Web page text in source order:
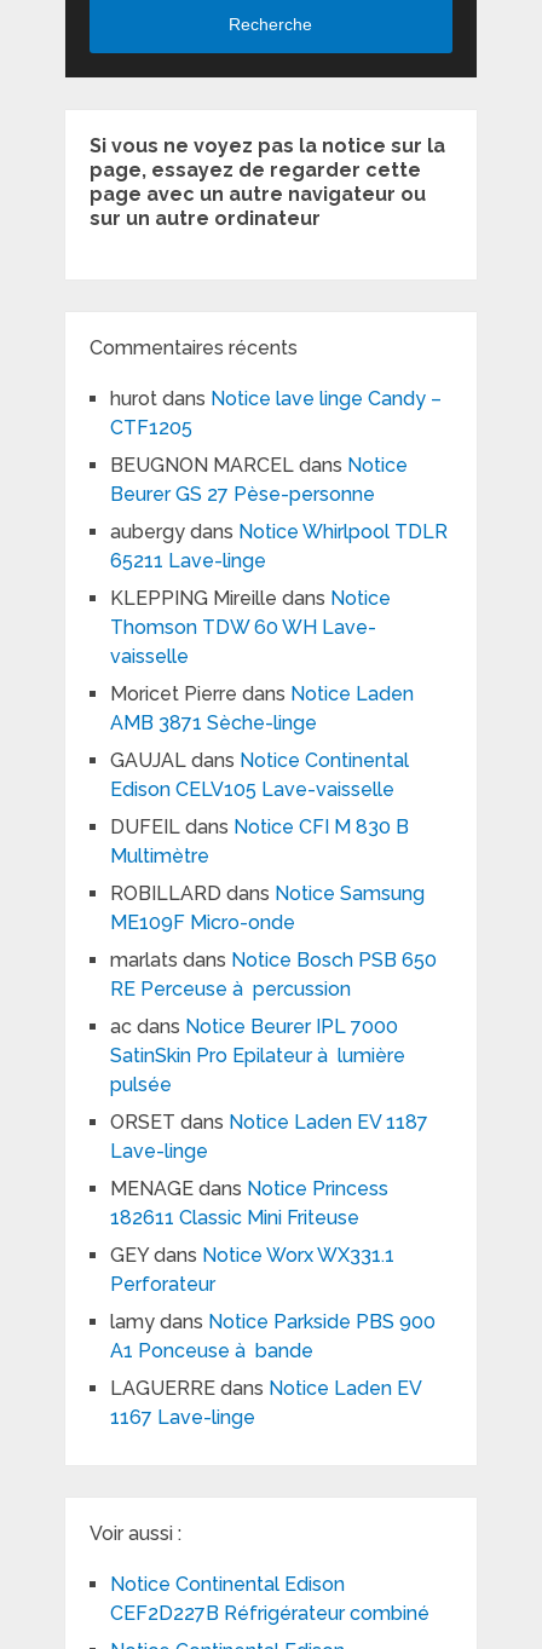
Recherche
Si vous ne voyez pas la notice sur la
page, essayez de regarder cette
page avec un autre navigateur ou
sur un autre ordinateur
Commentaires récents
hurotdans Notice lave linge Candy –
CTF1205
BEUGNON MARCELdans Notice
Beurer GS 27 Pèse-personne
aubergydans Notice Whirlpool TDLR
65211 Lave-linge
KLEPPING Mireille dans Notice
Thomson TDW 60 WH Lave-
vaisselle
Moricet Pierre dans Notice Laden
AMB 3871 Sèche-linge
GAUJALdans Notice Continental
Edison CELV105 Lave-vaisselle
DUFEILdans Notice CFI M 830 B
Multimètre
ROBILLARD dans Notice Samsung
ME109F Micro-onde
marlats dans Notice Bosch PSB 650
RE Perceuse à percussion
acdans Notice Beurer IPL 7000
SatinSkin Pro Epilateur à lumière
pulsée
ORSET dans Notice Laden EV 1187
Lave-linge
MENAGEdans Notice Princess
182611 Classic Mini Friteuse
GEYdans Notice Worx WX331.1
Perforateur
lamydans Notice Parkside PBS 900
A1 Ponceuse à bande
LAGUERREdans Notice Laden EV
1167 Lave-linge
Voir aussi :
Notice Continental Edison
CEF2D227B Réfrigérateur combiné